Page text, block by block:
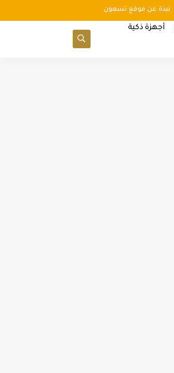
نبذة عن موقع تسعون
أجهزة ذكية